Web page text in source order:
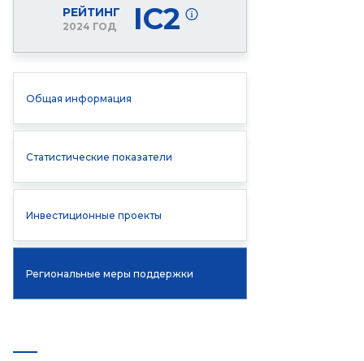
РЕЙТИНГ
2024 ГОД IC2
Общая информация
Статистические показатели
Инвестиционные проекты
Региональные меры поддержки